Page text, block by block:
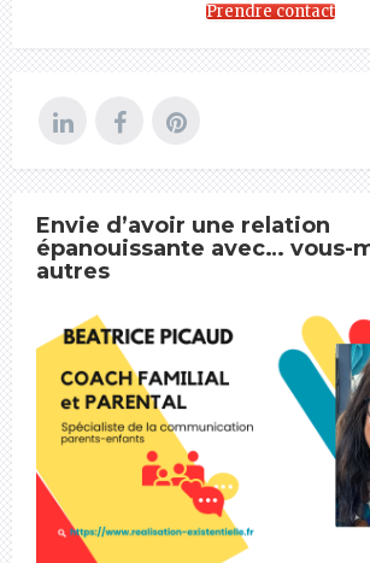
Prendre contact
Envie d’avoir une relation
épanouissante avec… vous-
autres